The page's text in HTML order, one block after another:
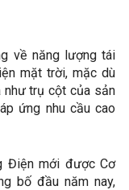
về năng lượng tái
mặt trời, mặc dù
như trụ cột của sản
ứng nhu cầu cao
Điện mới được Cơ
bố đầu năm nay,